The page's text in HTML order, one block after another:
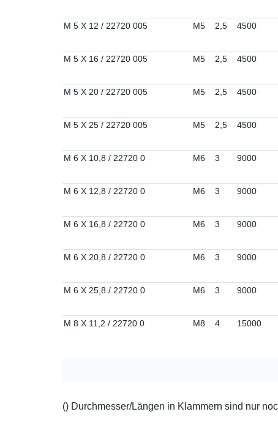
M 5 X 12 / 22720 005 M5 2,5 4500
M 5 X 16 / 22720 005 M5 2,5 4500
M 5 X 20 / 22720 005 M5 2,5 4500
M 5 X 25 / 22720 005 M5 2,5 4500
M 6 X 10,8 / 22720 0 M6 3 9000
M 6 X 12,8 / 22720 0 M6 3 9000
M 6 X 16,8 / 22720 0 M6 3 9000
M 6 X 20,8 / 22720 0 M6 3 9000
M 6 X 25,8 / 22720 0 M6 3 9000
M 8 X 11,2 / 22720 0 M8 4 15000
() Durchmesser/Längen in Klammern sind nur